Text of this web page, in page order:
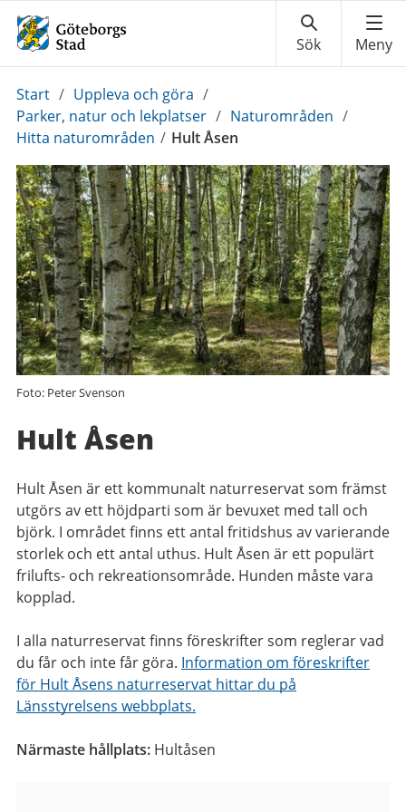
Du
är
här:
Start / Uppleva och göra /
Parker, natur och lekplatser / Naturområden /
Hitta naturområden / Hult Åsen
Foto: Peter Svenson
Hult Åsen
Hult Åsen är ett kommunalt naturreservat som främst
utgörs av ett höjdparti som är bevuxet med tall och
björk. I området finns ett antal fritidshus av varierande
storlek och ett antal uthus. Hult Åsen är ett populärt
frilufts- och rekreationsområde. Hunden måste vara
kopplad.
I alla naturreservat finns föreskrifter som reglerar vad
du får och inte får göra. Information om föreskrifter
för Hult Åsens naturreservat hittar du på
Länsstyrelsens webbplats.
Närmaste hållplats: Hultåsen